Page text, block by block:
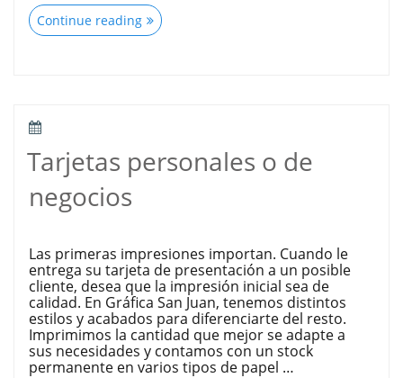
Continue reading“¡Bienvenido
a
Tarjetas personales o de
negocios
Las primeras impresiones importan. Cuando le
entrega su tarjeta de presentación a un posible
cliente, desea que la impresión inicial sea de
calidad. En Gráfica San Juan, tenemos distintos
estilos y acabados para diferenciarte del resto.
Imprimimos la cantidad que mejor se adapte a
sus necesidades y contamos con un stock
permanente en varios tipos de papel …